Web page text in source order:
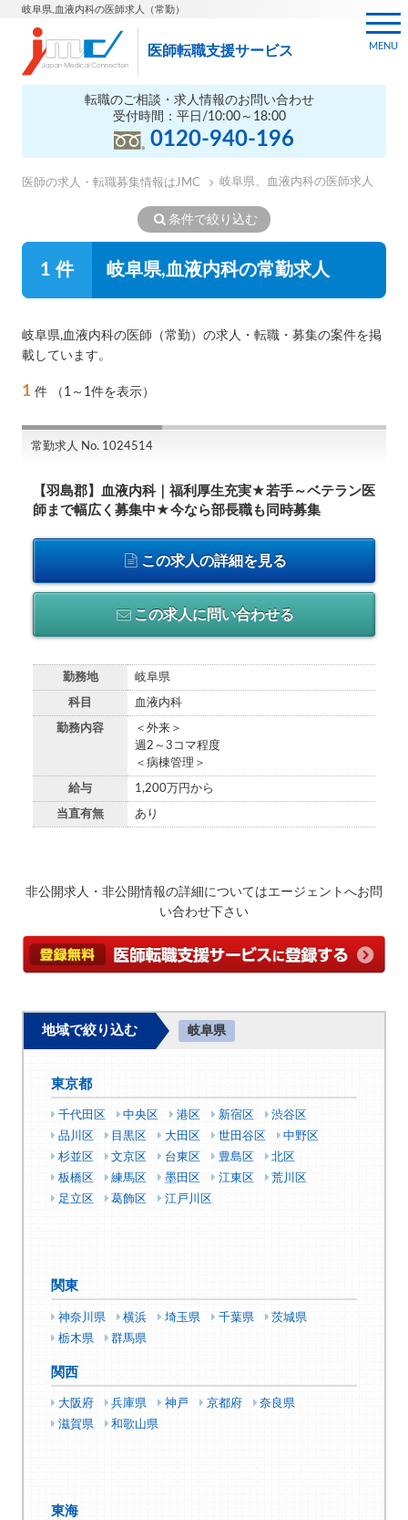
岐阜県,血液内科の医師求人（常勤）
医師転職支援サービス
転職のご相談・求人情報のお問い合わせ
受付時間：平日/10:00～18:00
0120-940-196
MENU
医師の求人・転職募集情報はJMC 岐阜県、血液内科の医師求人
条件で絞り込む
1 件 岐阜県,血液内科の常勤求人
岐阜県,血液内科の医師（常勤）の求人・転職・募集の案件を掲
載しています。
1 件 （1～1件を表示）
常勤求人 No. 1024514
【羽島郡】血液内科｜福利厚生充実★若手～ベテラン医
師まで幅広く募集中★今なら部長職も同時募集
この求人の詳細を見る
この求人に問い合わせる
勤務地 岐阜県
科目 血液内科
勤務内容
＜外来＞
週2～3コマ程度
＜病棟管理＞
給与 1,200万円から
当直有無 あり
非公開求人・非公開情報の詳細についてはエージェントへお問
い合わせ下さい
地域で絞り込む 岐阜県
東京都
千代田区 中央区 港区 新宿区
渋谷区
品川区
目黒区 大田区 世田谷区
中野区
杉並区
文京区 台東区 豊島区
北区
板橋区
練馬区 墨田区 江東区
荒川区
足立区
葛飾区 江戸川区
関東
神奈川県 横浜 埼玉県 千葉県
茨城県
栃木県
群馬県
関西
大阪府 兵庫県 神戸 京都府
奈良県
滋賀県
和歌山県
東海